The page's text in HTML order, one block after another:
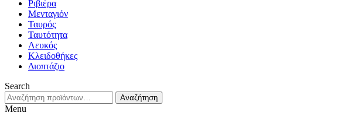
Ριβιέρα
Μενταγιόν
Ταυρός
Ταυτότητα
Λευκός
Κλειδοθήκες
Διοπτάζιο
Search
Αναζήτηση
για:
Αναζήτηση
Menu